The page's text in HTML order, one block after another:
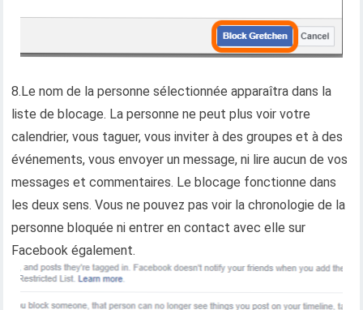
8.Le nom de la personne sélectionnée apparaîtra dans la
liste de blocage. La personne ne peut plus voir votre
calendrier, vous taguer, vous inviter à des groupes et à des
événements, vous envoyer un message, ni lire aucun de vos
messages et commentaires. Le blocage fonctionne dans
les deux sens. Vous ne pouvez pas voir la chronologie de la
personne bloquée ni entrer en contact avec elle sur
Facebook également.